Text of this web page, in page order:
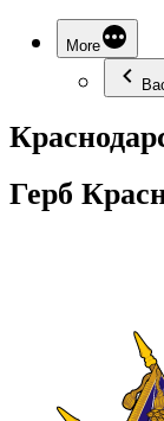
More
Герб